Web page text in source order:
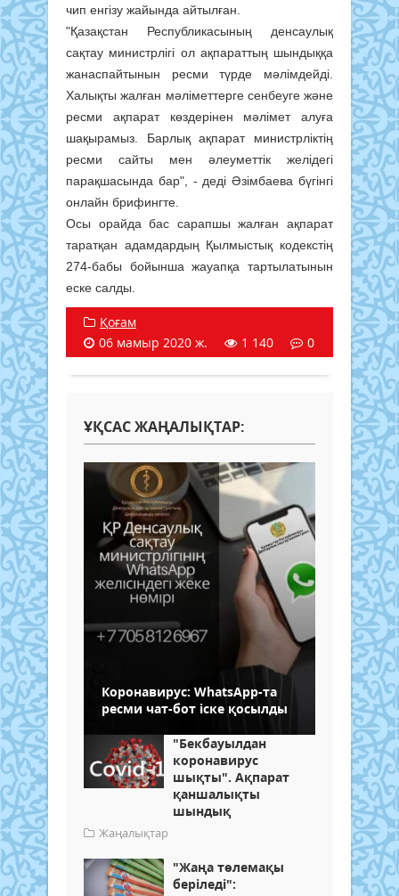
чип енгізу жайында айтылған.
"Қазақстан Республикасының денсаулық
сақтау министрлігі ол ақпараттың шындыққа
жанаспайтынын ресми түрде мәлімдейді.
Халықты жалған мәліметтерге сенбеуге және
ресми ақпарат көздерінен мәлімет алуға
шақырамыз. Барлық ақпарат министрліктің
ресми сайты мен әлеуметтік желідегі
парақшасында бар", - деді Әзімбаева бүгінгі
онлайн брифингте.
Осы орайда бас сарапшы жалған ақпарат
таратқан адамдардың Қылмыстық кодекстің
274-бабы бойынша жауапқа тартылатынын
еске салды.
Қоғам
06 мамыр 2020 ж.
1 140 0
ҰҚСАС ЖАҢАЛЫҚТАР:
Коронавирус: WhatsApp-та
ресми чат-бот іске қосылды
"Бекбауылдан
коронавирус
шықты". Ақпарат
қаншалықты
шындық
Жаңалықтар
"Жаңа төлемақы
беріледі":